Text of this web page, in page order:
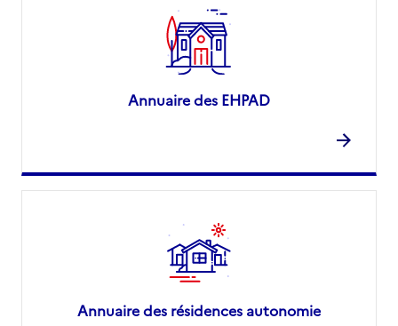
Annuaire des EHPAD
Annuaire des résidences autonomie